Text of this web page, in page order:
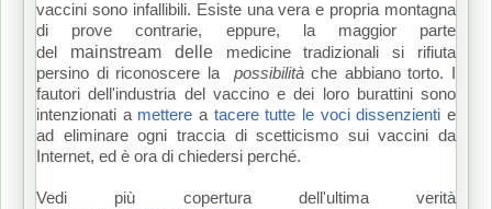
vaccini sono infallibili. Esiste una vera e propria montagna
di prove contrarie, eppure, la maggior parte
del mainstream delle
medicine tradizionali si rifiuta
persino di riconoscere la possibilitàche abbiano torto.
fautori dell'industria del vaccino e dei loro burattini sono
intenzionati a mettere a tacere tutte le voci dissenzienti e
ad eliminare ogni traccia di scetticismo sui vaccini da
Internet, ed è ora di chiedersi perché.
Vedi più copertura dell'ultima verità